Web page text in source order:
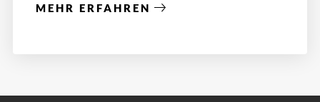
MEHR ERFAHREN